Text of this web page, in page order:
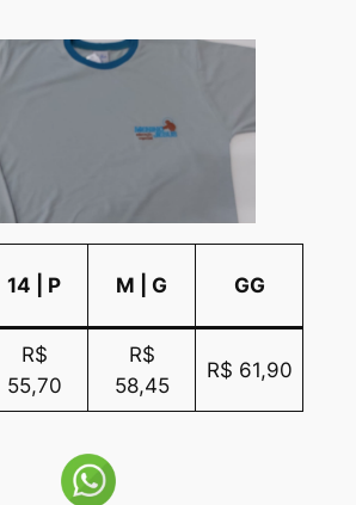
14 | P M | G GG
R$
55,70
R$
58,45
R$ 61,90